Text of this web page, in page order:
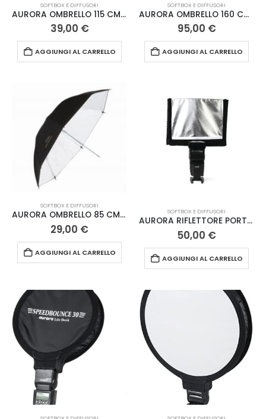
SOFTBOX E DIFFUSORI
AURORA OMBRELLO 115 CM ARGENTO
39,00 €
AGGIUNGI AL CARRELLO
SOFTBOX E DIFFUSORI
AURORA OMBRELLO 160 CM ARGENTO
95,00 €
AGGIUNGI AL CARRELLO
SOFTBOX E DIFFUSORI
AURORA OMBRELLO 85 CM BIANCO
29,00 €
AGGIUNGI AL CARRELLO
SOFTBOX E DIFFUSORI
AURORA RIFLETTORE PORTAFLEX MULTICOLO
50,00 €
AGGIUNGI AL CARRELLO